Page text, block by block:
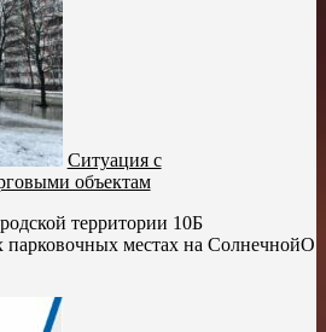
Ситуация с
объектам
территории 10Б
местах на СолнечнойО